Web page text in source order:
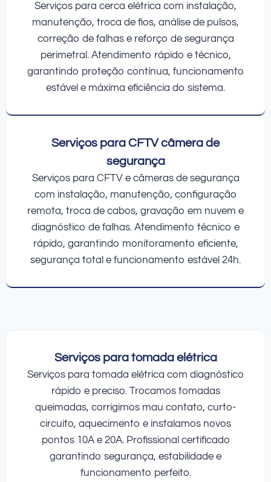
Serviços para cerca elétrica com instalação,
manutenção, troca de fios, análise de pulsos,
correção de falhas e reforço de segurança
perimetral. Atendimento rápido e técnico,
garantindo proteção contínua, funcionamento
estável e máxima eficiência do sistema.
Serviços para CFTV câmera de
segurança
Serviços para CFTV e câmeras de segurança
com instalação, manutenção, configuração
remota, troca de cabos, gravação em nuvem e
diagnóstico de falhas. Atendimento técnico e
rápido, garantindo monitoramento eficiente,
segurança total e funcionamento estável 24h.
Serviços para tomada elétrica
Serviços para tomada elétrica com diagnóstico
rápido e preciso. Trocamos tomadas
queimadas, corrigimos mau contato, curto-
circuito, aquecimento e instalamos novos
pontos 10A e 20A. Profissional certificado
garantindo segurança, estabilidade e
funcionamento perfeito.